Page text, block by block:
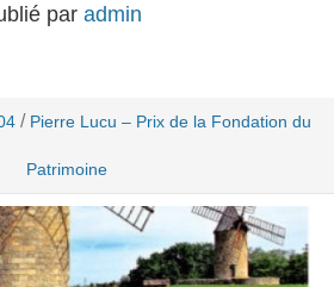
par admin
/ Pierre Lucu – Prix de la Fondation du
Patrimoine